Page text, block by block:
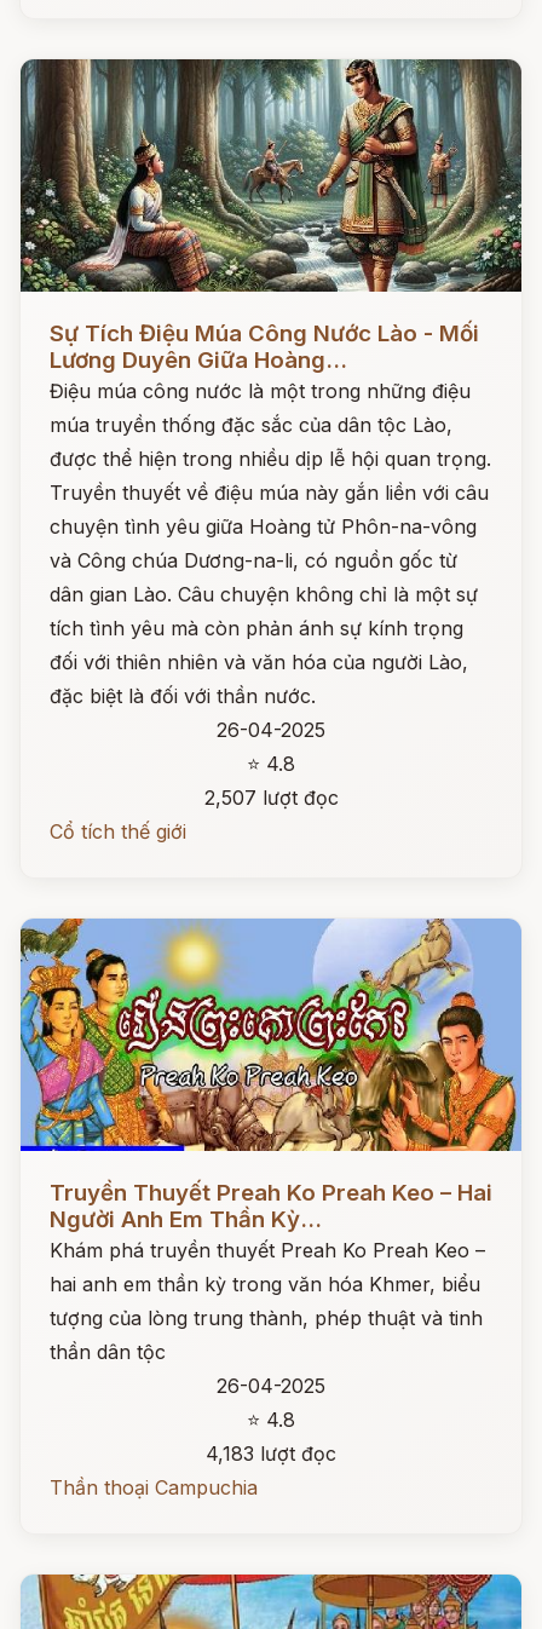
Sự Tích Điệu Múa Công Nước Lào - Mối
Lương Duyên Giữa Hoàng...
Điệu múa công nước là một trong những điệu
múa truyền thống đặc sắc của dân tộc Lào,
được thể hiện trong nhiều dịp lễ hội quan trọng.
Truyền thuyết về điệu múa này gắn liền với câu
chuyện tình yêu giữa Hoàng tử Phôn-na-vông
và Công chúa Dương-na-li, có nguồn gốc từ
dân gian Lào. Câu chuyện không chỉ là một sự
tích tình yêu mà còn phản ánh sự kính trọng
đối với thiên nhiên và văn hóa của người Lào,
đặc biệt là đối với thần nước.
26-04-2025
⭐ 4.8
2,507 lượt đọc
Cổ tích thế giới
Đọc ngay
Truyền Thuyết Preah Ko Preah Keo – Hai
Người Anh Em Thần Kỳ...
Khám phá truyền thuyết Preah Ko Preah Keo –
hai anh em thần kỳ trong văn hóa Khmer, biểu
tượng của lòng trung thành, phép thuật và tinh
thần dân tộc
26-04-2025
⭐ 4.8
4,183 lượt đọc
Thần thoại Campuchia